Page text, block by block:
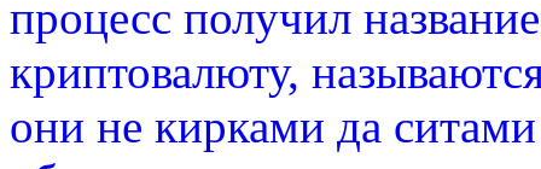
процесс получил
криптовалюту,
они не кирками да